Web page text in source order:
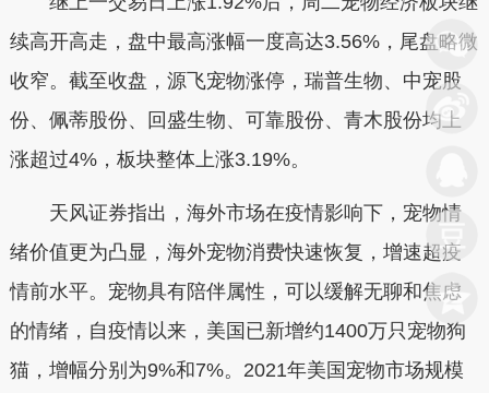
续高开高走，盘中最高涨幅一度高达3.56%，尾盘略微
收窄。截至收盘，源飞宠物涨停，瑞普生物、中宠股
份、佩蒂股份、回盛生物、可靠股份、青木股份均上
涨超过4%，板块整体上涨3.19%。
天风证券指出，海外市场在疫情影响下，宠物情
绪价值更为凸显，海外宠物消费快速恢复，增速超疫
情前水平。宠物具有陪伴属性，可以缓解无聊和焦虑
的情绪，自疫情以来，美国已新增约1400万只宠物狗
猫，增幅分别为9%和7%。2021年美国宠物市场规模